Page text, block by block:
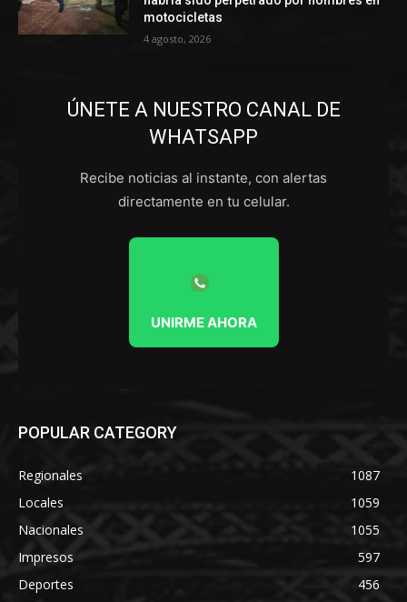
motocicletas
4 agosto, 2026
ÚNETE A NUESTRO CANAL DE
WHATSAPP
Recibe noticias al instante, con alertas
directamente en tu celular.
UNIRME AHORA
POPULAR CATEGORY
Regionales
1087
Locales
1059
Nacionales
1055
Impresos
597
Deportes
456